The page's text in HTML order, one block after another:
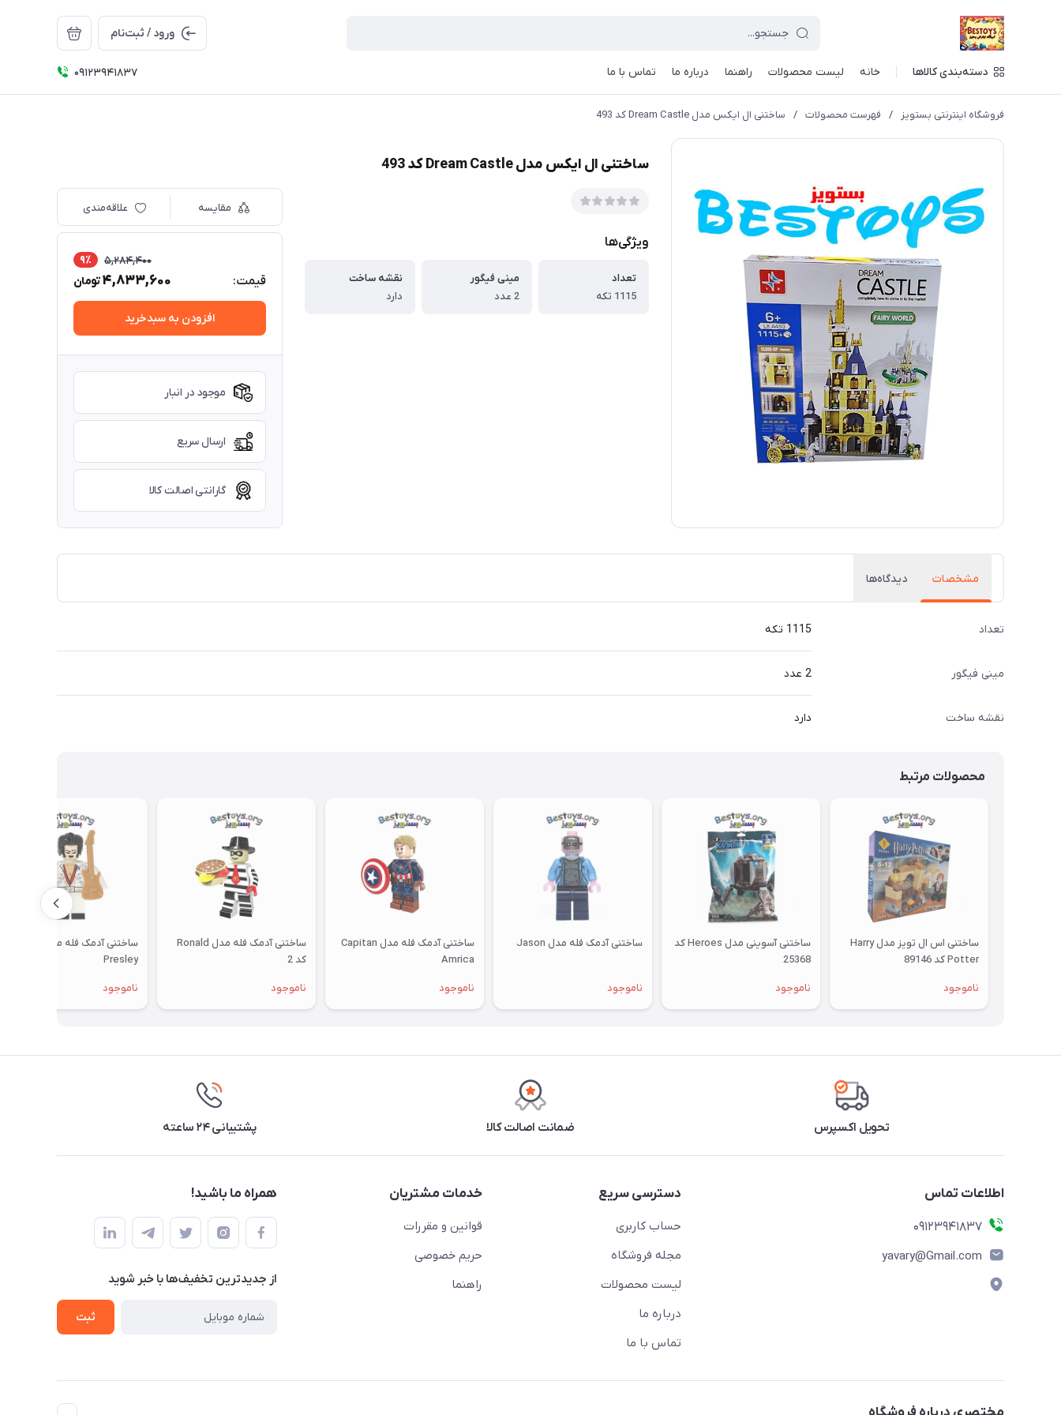
ورود / ثبت‌نام
دسته‌بندی کالاها خانه لیست محصولات راهنما درباره ما تماس با ما 09123941837
فروشگاه اینترنتی بستویز / فهرست محصولات / ساختنی ال ایکس مدل Dream Castle کد 493
ساختنی ال ایکس مدل Dream Castle کد 493
ویژگی‌ها
تعداد
1115 تکه
مینی فیگور
2 عدد
نقشه ساخت
دارد
مقایسه علاقه‌مندی
قیمت:
5,284,400 9٪
4,833,600تومان
افزودن به سبدخرید
موجود در انبار
ارسال سریع
گارانتی اصالت کالا
مشخصات دیدگاه‌ها
تعداد 1115 تکه
مینی فیگور 2 عدد
نقشه ساخت دارد
محصولات مرتبط
ساختنی اس ال تویز مدل Harry
Potter کد 89146
ناموجود
ساختنی آسوینی مدل Heroes کد
25368
ناموجود
ساختنی آدمک فله مدل Jason
ناموجود
ساختنی آدمک فله مدل Capitan
Amrica
ناموجود
ساختنی آدمک فله مدل Ronald
کد 2
ناموجود
Presley
ناموجود
تحویل اکسپرس ضمانت اصالت کالا پشتیبانی ۲۴ ساعته
اطلاعات تماس
09123941837
yavary@Gmail.com
دسترسی سریع
حساب کاربری
مجله فروشگاه
لیست محصولات
درباره ما
تماس با ما
خدمات مشتریان
قوانین و مقررات
حریم خصوصی
راهنما
همراه ما باشید!
از جدید‌ترین تخفیف‌ها با‌ خبر شوید
ثبت